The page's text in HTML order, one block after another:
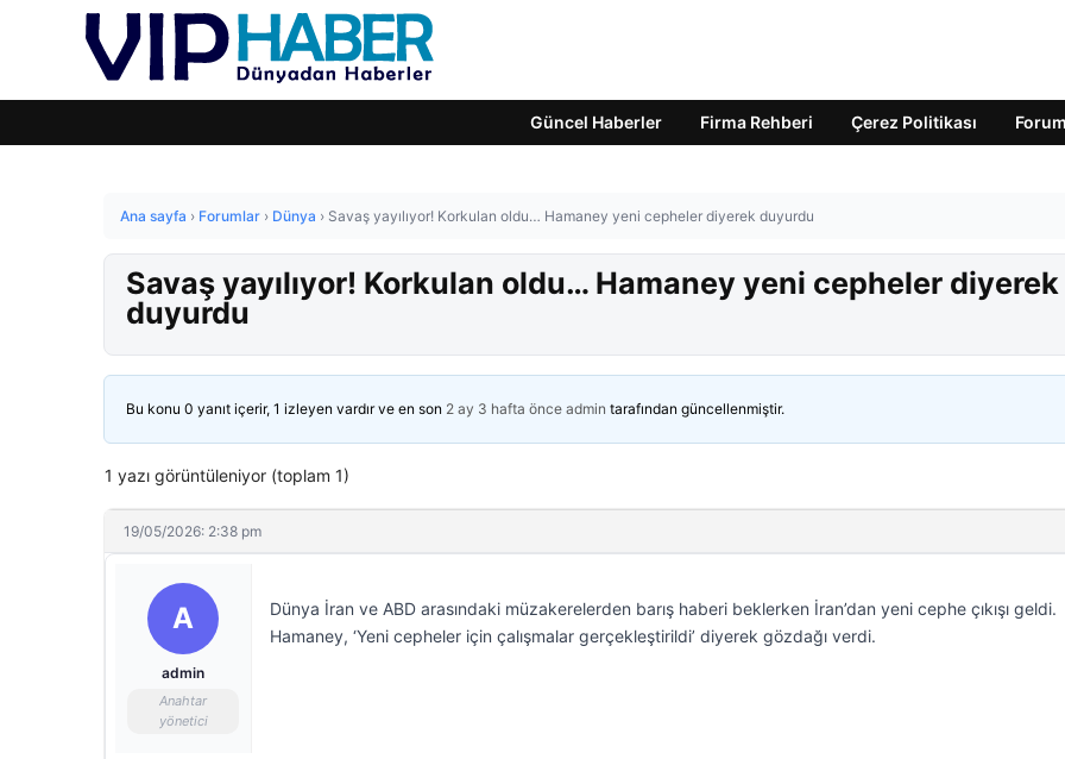
Güncel Haberler Firma Rehberi Çerez Politikası Forum
Ana sayfa › Forumlar › Dünya › Savaş yayılıyor! Korkulan oldu… Hamaney yeni cepheler diyerek duyurdu
Savaş yayılıyor! Korkulan oldu… Hamaney yeni cepheler diyerek
duyurdu
Bu konu 0 yanıt içerir, 1 izleyen vardır ve en son 2 ay 3 hafta önce admin tarafından güncellenmiştir.
1 yazı görüntüleniyor (toplam 1)
19/05/2026: 2:38 pm
A
admin
Anahtar
yönetici
Dünya İran ve ABD arasındaki müzakerelerden barış haberi beklerken İran’dan yeni cephe çıkışı geldi.
Hamaney, ‘Yeni cepheler için çalışmalar gerçekleştirildi’ diyerek gözdağı verdi.